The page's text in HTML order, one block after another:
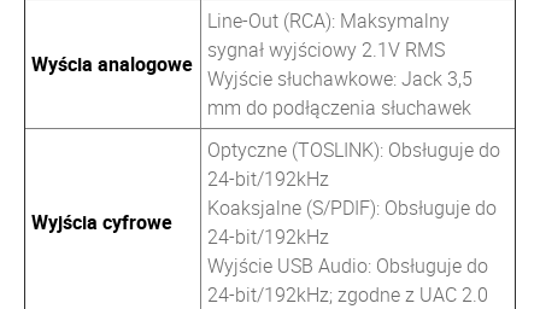
Wyścia analogowe
Line-Out (RCA): Maksymalny
sygnał wyjściowy 2.1V RMS
Wyjście słuchawkowe: Jack 3,5
mm do podłączenia słuchawek
Wyjścia cyfrowe
Optyczne (TOSLINK): Obsługuje do
24-bit/192kHz
Koaksjalne (S/PDIF): Obsługuje do
24-bit/192kHz
Wyjście USB Audio: Obsługuje do
24-bit/192kHz; zgodne z UAC 2.0